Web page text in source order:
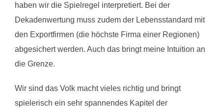
haben wir die Spielregel interpretiert. Bei der
Dekadenwertung muss zudem der Lebensstandard mit
den Exportfirmen (die höchste Firma einer Regionen)
abgesichert werden. Auch das bringt meine Intuition an
die Grenze.
Wir sind das Volk macht vieles richtig und bringt
spielerisch ein sehr spannendes Kapitel der